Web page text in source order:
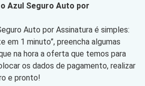
Azul Seguro Auto por
Auto por Assinatura é simples:
em 1 minuto”, preencha algumas
na hora a oferta que temos para
os dados de pagamento, realizar
e pronto!